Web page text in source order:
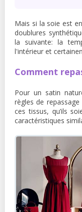
Mais si la soie est
doublures
la suivante: la
l'intérieur et
Comment
Pour un satin
règles de
ces tissus, qu’ils
caractéristiques